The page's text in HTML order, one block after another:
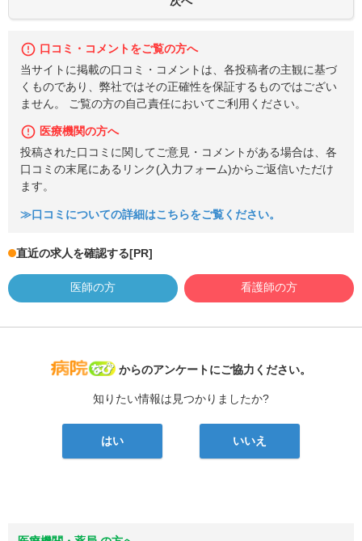
口コミ・コメントをご覧の方へ
当サイトに掲載の口コミ・コメントは、各投稿者の主観に基づ
くものであり、弊社ではその正確性を保証するものではござい
ません。 ご覧の方の自己責任においてご利用ください。
医療機関の方へ
投稿された口コミに関してご意見・コメントがある場合は、各
口コミの末尾にあるリンク(入力フォーム)からご返信いただけ
ます。
≫口コミについての詳細はこちらをご覧ください。
直近の求人を確認する[PR]
医師の方 看護師の方
病院なび
からのアンケートにご協力ください。
知りたい情報は見つかりましたか?
はい いいえ